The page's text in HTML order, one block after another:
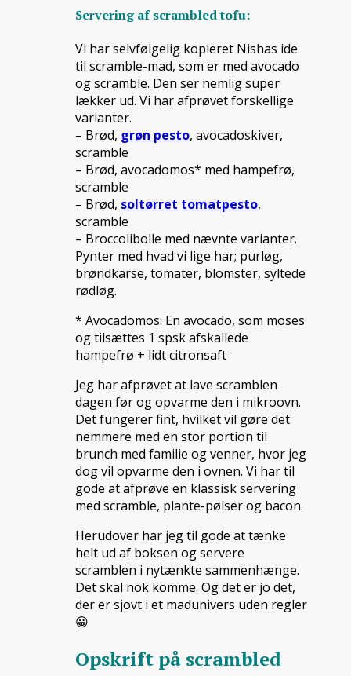
Servering af scrambled tofu:
Vi har selvfølgelig kopieret Nishas ide
til scramble-mad, som er med avocado
og scramble. Den ser nemlig super
lækker ud. Vi har afprøvet forskellige
varianter.
– Brød, grøn pesto, avocadoskiver,
scramble
– Brød, avocadomos* med hampefrø,
scramble
– Brød, soltørret tomatpesto,
scramble
– Broccolibolle med nævnte varianter.
Pynter med hvad vi lige har; purløg,
brøndkarse, tomater, blomster, syltede
rødløg.
* Avocadomos: En avocado, som moses
og tilsættes 1 spsk afskallede
hampefrø + lidt citronsaft
Jeg har afprøvet at lave scramblen
dagen før og opvarme den i mikroovn.
Det fungerer fint, hvilket vil gøre det
nemmere med en stor portion til
brunch med familie og venner, hvor jeg
dog vil opvarme den i ovnen. Vi har til
gode at afprøve en klassisk servering
med scramble, plante-pølser og bacon.
Herudover har jeg til gode at tænke
helt ud af boksen og servere
scramblen i nytænkte sammenhænge.
Det skal nok komme. Og det er jo det,
der er sjovt i et madunivers uden regler
😀
Opskrift på scrambled